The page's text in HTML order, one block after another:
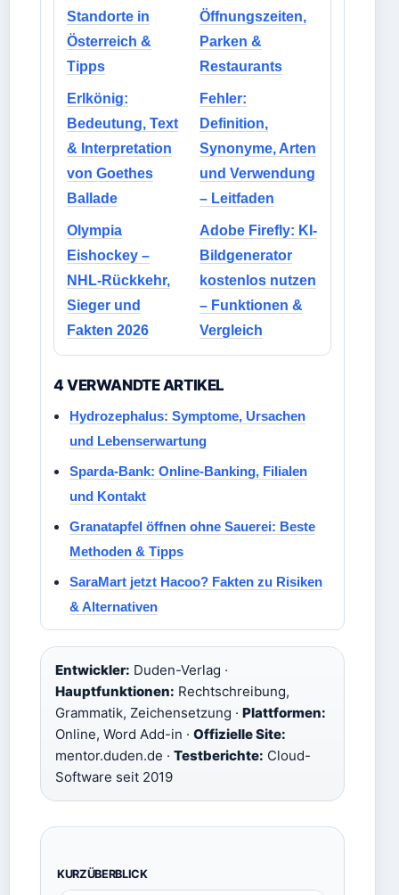
Standorte in
Österreich &
Tipps
Öffnungszeiten,
Parken &
Restaurants
Erlkönig:
Bedeutung, Text
& Interpretation
von Goethes
Ballade
Fehler:
Definition,
Synonyme, Arten
und Verwendung
– Leitfaden
Olympia
Eishockey –
NHL-Rückkehr,
Sieger und
Fakten 2026
Adobe Firefly: KI-
Bildgenerator
kostenlos nutzen
– Funktionen &
Vergleich
4 VERWANDTE ARTIKEL
Hydrozephalus: Symptome, Ursachen
und Lebenserwartung
Sparda-Bank: Online-Banking, Filialen
und Kontakt
Granatapfel öffnen ohne Sauerei: Beste
Methoden & Tipps
SaraMart jetzt Hacoo? Fakten zu Risiken
& Alternativen
Entwickler: Duden-Verlag ·
Hauptfunktionen: Rechtschreibung,
Grammatik, Zeichensetzung · Plattformen:
Online, Word Add-in · Offizielle Site:
mentor.duden.de · Testberichte: Cloud-
Software seit 2019
KURZÜBERBLICK